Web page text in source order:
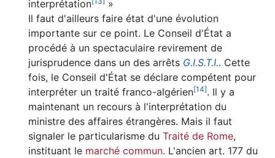
interprétation
»
Il faut d'ailleurs faire état d'une évolution
importante sur ce point. Le Conseil d'État a
procédé à un spectaculaire revirement de
jurisprudence dans un des arrêts G.I.S.T.I.. Cette
fois, le Conseil d'État se déclare compétent pour
interpréter un traité franco-algérien[14]. Il y a
maintenant un recours à l'interprétation du
ministre des affaires étrangères. Mais il faut
signaler le particularisme du Traité de Rome,
instituant le marché commun. L'ancien art. 177 du